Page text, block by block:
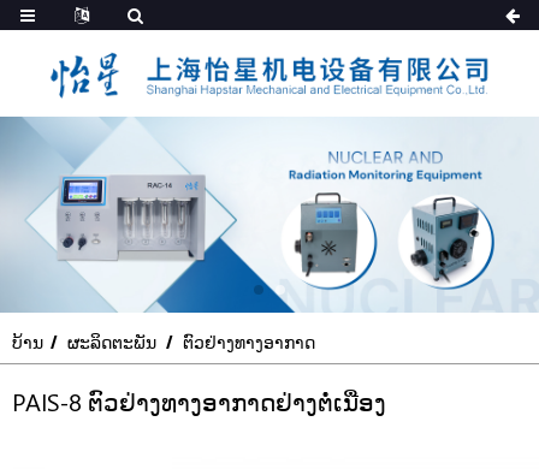
ບ້ານ ຜະລິດຕະພັນ ຕົວຢ່າງທາງອາກາດ
PAIS-8 ຕົວຢ່າງທາງອາກາດຢ່າງຕໍ່ເນື່ອງ